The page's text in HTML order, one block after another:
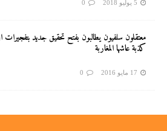
5 يوليو 2018 0
معتقلون سلفيون يطالبون بفتح تحقيق جديد بتفجيرات
كذبة عاشها المغاربة
17 مايو 2016 0